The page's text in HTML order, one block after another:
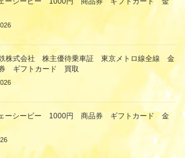
株式会社 株主優待乗車証 東京メトロ線全線 金
ギフトカード 買取
ーシービー 1000円 商品券 ギフトカード 金